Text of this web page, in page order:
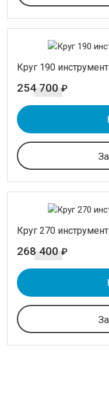
Круг 190
254 700 ₽
Круг 270
268 400 ₽